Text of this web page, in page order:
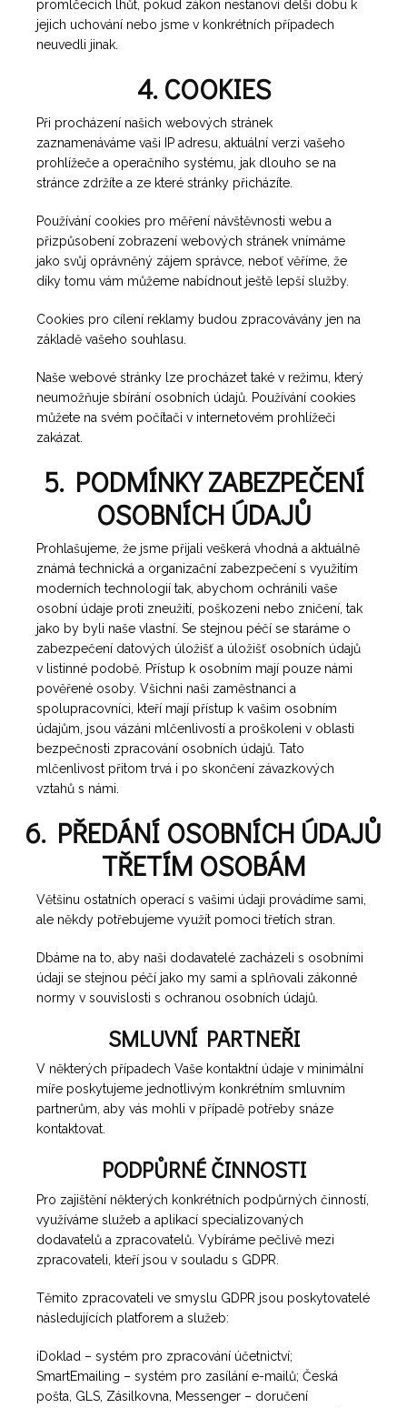
promlčecích lhůt, pokud zákon nestanoví delší dobu k
jejich uchování nebo jsme v konkrétních případech
neuvedli jinak.
4. COOKIES
Při procházení našich webových stránek
zaznamenáváme vaši IP adresu, aktuální verzi vašeho
prohlížeče a operačního systému, jak dlouho se na
stránce zdržíte a ze které stránky přicházíte.
Používání cookies pro měření návštěvnosti webu a
přizpůsobení zobrazení webových stránek vnímáme
jako svůj oprávněný zájem správce, neboť věříme, že
díky tomu vám můžeme nabídnout ještě lepší služby.
Cookies pro cílení reklamy budou zpracovávány jen na
základě vašeho souhlasu.
Naše webové stránky lze procházet také v režimu, který
neumožňuje sbírání osobních údajů. Používání cookies
můžete na svém počítači v internetovém prohlížeči
zakázat.
5. PODMÍNKY ZABEZPEČENÍ
OSOBNÍCH ÚDAJŮ
Prohlašujeme, že jsme přijali veškerá vhodná a aktuálně
známá technická a organizační zabezpečení s využitím
moderních technologií tak, abychom ochránili vaše
osobní údaje proti zneužití, poškozeni nebo zničení, tak
jako by byli naše vlastní. Se stejnou péčí se staráme o
zabezpečení datových úložišť a úložišť osobních údajů
v listinné podobě. Přístup k osobním mají pouze námi
pověřené osoby. Všichni naši zaměstnanci a
spolupracovníci, kteří mají přístup k vašim osobním
údajům, jsou vázáni mlčenlivostí a proškoleni v oblasti
bezpečnosti zpracování osobních údajů. Tato
mlčenlivost přitom trvá i po skončení závazkových
vztahů s námi.
6. PŘEDÁNÍ OSOBNÍCH ÚDAJŮ
TŘETÍM OSOBÁM
Většinu ostatních operací s vašimi údaji provádíme sami,
ale někdy potřebujeme využít pomoci třetích stran.
Dbáme na to, aby naši dodavatelé zacházeli s osobními
údaji se stejnou péčí jako my sami a splňovali zákonné
normy v souvislosti s ochranou osobních údajů.
SMLUVNÍ PARTNEŘI
V některých případech Vaše kontaktní údaje v minimální
míře poskytujeme jednotlivým konkrétním smluvním
partnerům, aby vás mohli v případě potřeby snáze
kontaktovat.
PODPŮRNÉ ČINNOSTI
Pro zajištění některých konkrétních podpůrných činností,
využíváme služeb a aplikací specializovaných
dodavatelů a zpracovatelů. Vybíráme pečlivě mezi
zpracovateli, kteří jsou v souladu s GDPR.
Těmito zpracovateli ve smyslu GDPR jsou poskytovatelé
následujících platforem a služeb:
iDoklad – systém pro zpracování účetnictví;
SmartEmailing – systém pro zasílání e-mailů; Česká
pošta, GLS, Zásilkovna, Messenger – doručení